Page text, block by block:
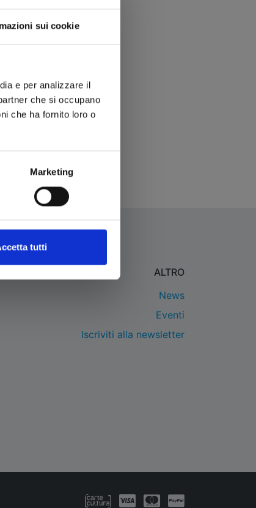
sui cookie
e per analizzare il
che si occupano
che ha fornito loro o
Marketing
tutti
ALTRO
News
Eventi
Iscriviti alla newsletter